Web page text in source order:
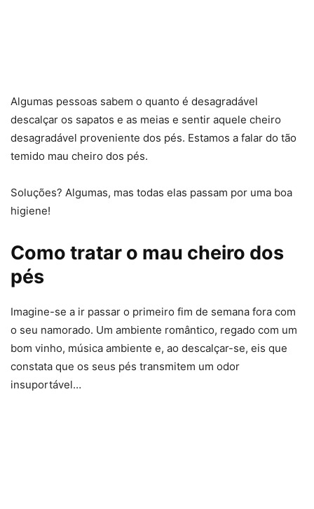
Algumas pessoas sabem o quanto é desagradável
descalçar os sapatos e as meias e sentir aquele cheiro
desagradável proveniente dos pés. Estamos a falar do tão
temido mau cheiro dos pés.
Soluções? Algumas, mas todas elas passam por uma boa
higiene!
Como tratar o mau cheiro dos
pés
Imagine-se a ir passar o primeiro fim de semana fora com
o seu namorado. Um ambiente romântico, regado com um
bom vinho, música ambiente e, ao descalçar-se, eis que
constata que os seus pés transmitem um odor
insuportável…